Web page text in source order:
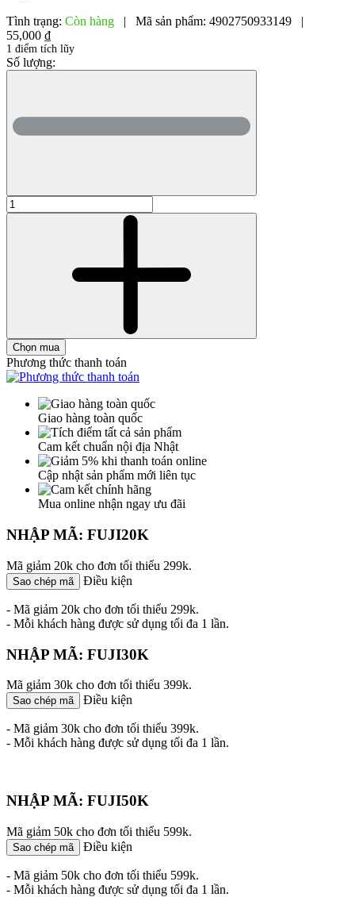
Tình trạng: Còn hàng | Mã sản phẩm: 4902750933149
|
55,000 ₫
1 điểm tích lũy
Số lượng:
Chọn mua
Phương thức thanh toán
Giao hàng toàn quốc
Cam kết chuẩn nội địa Nhật
Cập nhật sản phẩm mới liên tục
Mua online nhận ngay ưu đãi
NHẬP MÃ: FUJI20K
Mã giảm 20k cho đơn tối thiểu 299k.
Sao chép mã Điều kiện
- Mã giảm 20k cho đơn tối thiểu 299k.
- Mỗi khách hàng được sử dụng tối đa 1 lần.
NHẬP MÃ: FUJI30K
Mã giảm 30k cho đơn tối thiểu 399k.
Sao chép mã Điều kiện
- Mã giảm 30k cho đơn tối thiểu 399k.
- Mỗi khách hàng được sử dụng tối đa 1 lần.
NHẬP MÃ: FUJI50K
Mã giảm 50k cho đơn tối thiểu 599k.
Sao chép mã Điều kiện
- Mã giảm 50k cho đơn tối thiểu 599k.
- Mỗi khách hàng được sử dụng tối đa 1 lần.